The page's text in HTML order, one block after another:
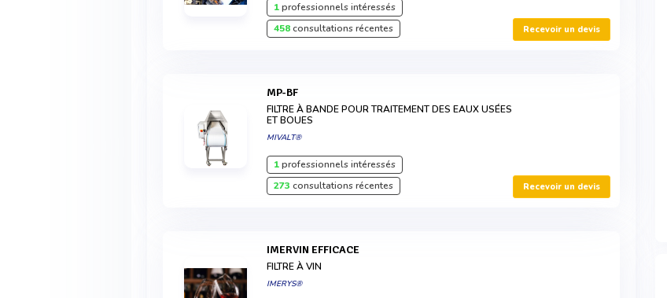
1professionnels intéressés
458consultations récentes Recevoir un devis
MP-BF
FILTRE À BANDE POUR TRAITEMENT DES EAUX USÉES
ET BOUES
MIVALT®
1professionnels intéressés
273 consultations récentes Recevoir un devis
IMERVIN EFFICACE
FILTRE À VIN
IMERYS®